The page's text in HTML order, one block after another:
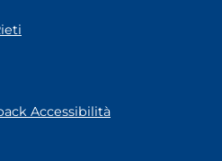
Accessibilità